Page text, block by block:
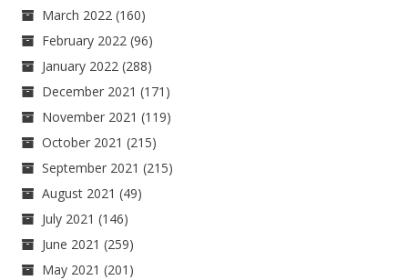
March 2022 (160)
February 2022 (96)
January 2022 (288)
December 2021 (171)
November 2021 (119)
October 2021 (215)
September 2021 (215)
August 2021 (49)
July 2021 (146)
June 2021 (259)
May 2021 (201)